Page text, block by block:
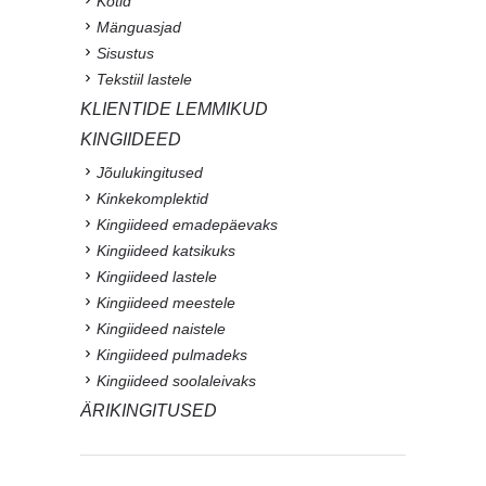
Mänguasjad
Sisustus
Tekstiil lastele
KLIENTIDE LEMMIKUD
KINGIIDEED
Jõulukingitused
Kinkekomplektid
Kingiideed emadepäevaks
Kingiideed katsikuks
Kingiideed lastele
Kingiideed meestele
Kingiideed naistele
Kingiideed pulmadeks
Kingiideed soolaleivaks
ÄRIKINGITUSED